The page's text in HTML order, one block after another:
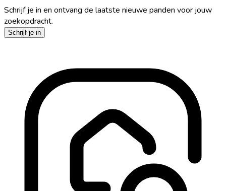
Schrijf je in en ontvang de laatste nieuwe panden voor jouw
zoekopdracht.
Schrijf je in